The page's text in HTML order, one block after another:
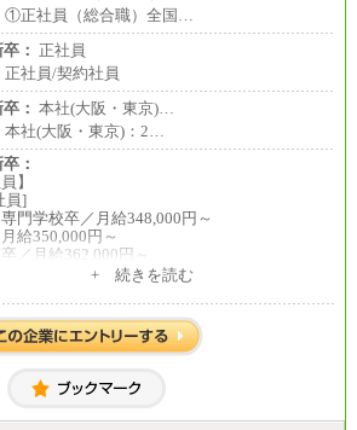
①正社員（総合職）全国…
： 正社員
正社員/契約社員
： 本社(大阪・東京)…
本社(大阪・東京)：2…
：
】
員]
門学校卒／月給348,000円～
給350,000円～
／月給362,000円～
員]月給295,000円～
】
員]月給348,000円～
員]月給295,000円～
社員】月給200,000円～
+ 続きを読む